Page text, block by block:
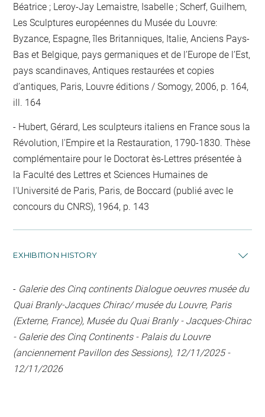
Béatrice ; Leroy-Jay Lemaistre, Isabelle ; Scherf, Guilhem,
Les Sculptures européennes du Musée du Louvre:
Byzance, Espagne, îles Britanniques, Italie, Anciens Pays-
Bas et Belgique, pays germaniques et de l’Europe de l’Est,
pays scandinaves, Antiques restaurées et copies
d’antiques, Paris, Louvre éditions / Somogy, 2006, p. 164,
ill. 164
Hubert, Gérard, Les sculpteurs italiens en France sous la
Révolution, l'Empire et la Restauration, 1790-1830. Thèse
complémentaire pour le Doctorat ès-Lettres présentée à
la Faculté des Lettres et Sciences Humaines de
l'Université de Paris, Paris, de Boccard (publié avec le
concours du CNRS), 1964, p. 143
EXHIBITION HISTORY
- Galerie des Cinq continents Dialogue oeuvres musée du
Quai Branly-Jacques Chirac/ musée du Louvre, Paris
(Externe, France), Musée du Quai Branly - Jacques-Chirac
- Galerie des Cinq Continents - Palais du Louvre
(anciennement Pavillon des Sessions), 12/11/2025 -
12/11/2026